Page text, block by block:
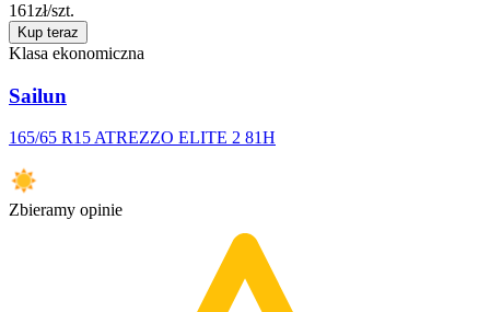
161zł/szt.
Kup teraz
Klasa ekonomiczna
Sailun
165/65 R15 ATREZZO ELITE 2 81H
Zbieramy opinie